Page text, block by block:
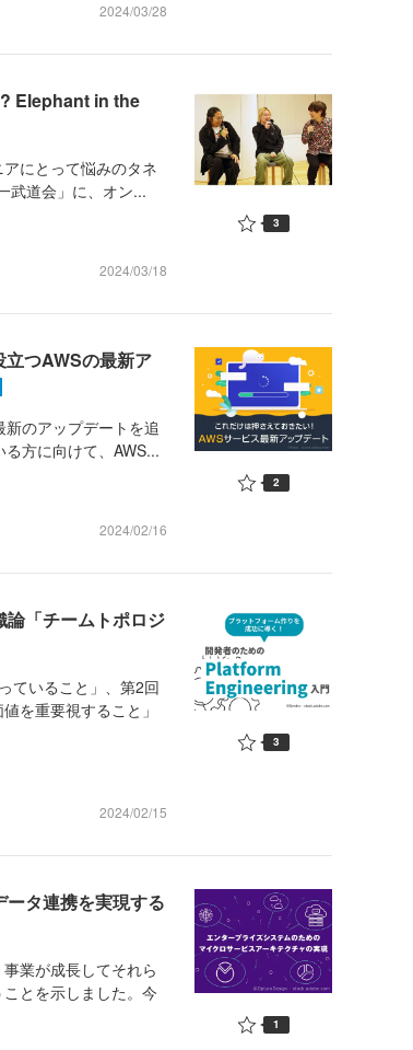
2024/03/28
Elephant in the
にとって悩みのタネ
武道会」に、オン...
2024/03/18
3
つAWSの最新ア
のアップデートを追
方に向けて、AWS...
2024/02/16
2
「チームトポロジ
ていること」、第2回
を重要視すること」
2024/02/15
3
タ連携を実現する
業が成長してそれら
とを示しました。今
1